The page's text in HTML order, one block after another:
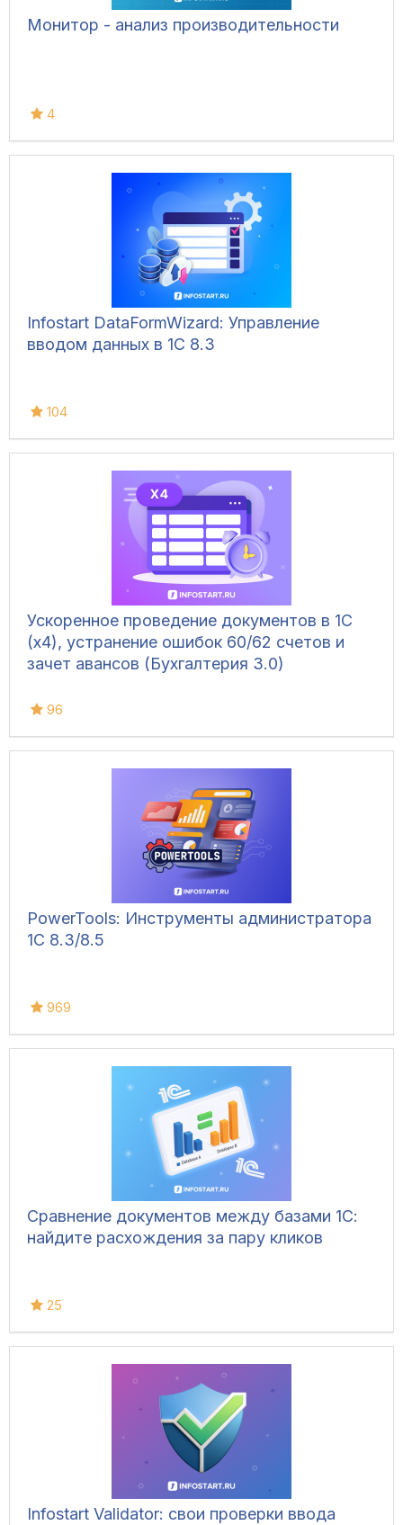
Монитор - анализ производительности
4
Infostart DataFormWizard: Управление
вводом данных в 1С 8.3
104
Ускоренное проведение документов в 1С
(x4), устранение ошибок 60/62 счетов и
зачет авансов (Бухгалтерия 3.0)
96
PowerTools: Инструменты администратора
1С 8.3/8.5
969
Сравнение документов между базами 1С:
найдите расхождения за пару кликов
25
Infostart Validator: свои проверки ввода